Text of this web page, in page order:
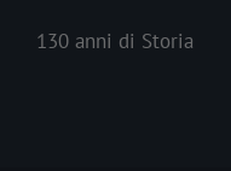
130 anni di Storia